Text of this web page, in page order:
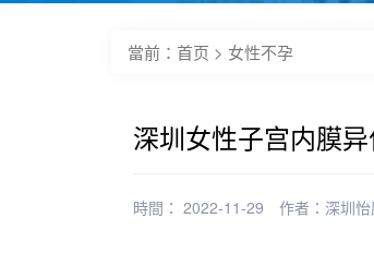
當前： 首页 > 女性不孕
深圳女性子宫内膜
時間： 2022-11-29 作者： 深圳